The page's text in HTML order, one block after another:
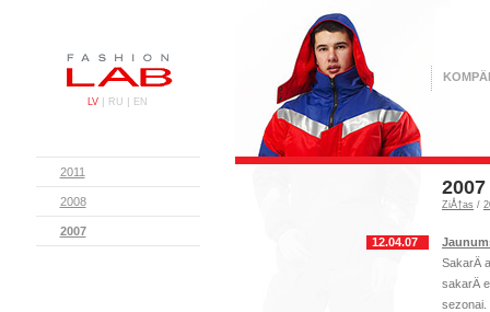
LV | RU | EN
2011
2008
2007
2007
ZiÅ†as /
12.04.07
SakarÄ
sakarÄ
sezonai.